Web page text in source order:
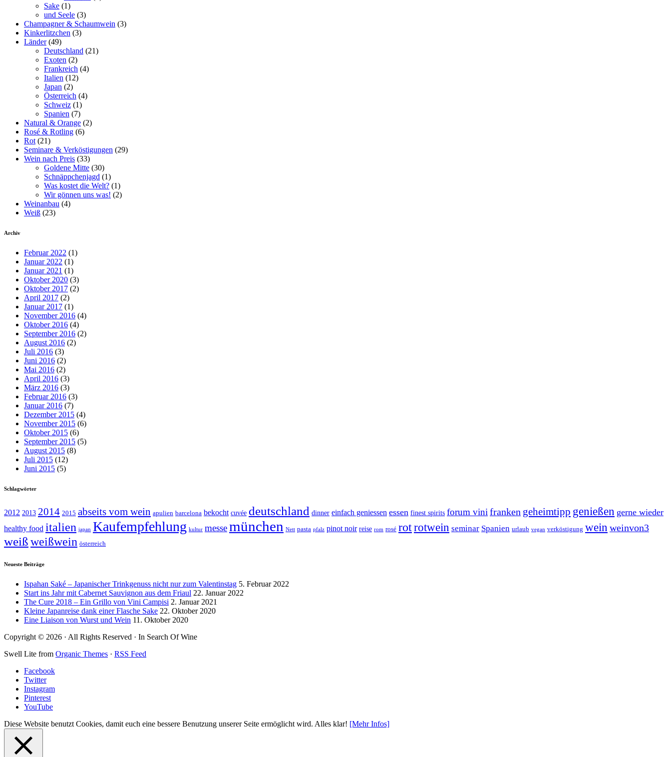
Sake (1)
und Seele (3)
Champagner & Schaumwein (3)
Kinkerlitzchen (3)
Länder(49)
Deutschland (21)
Exoten (2)
Frankreich (4)
Italien (12)
Japan (2)
Österreich (4)
Schweiz (1)
Spanien (7)
Natural & Orange (2)
Rosé & Rotling (6)
Rot (21)
Seminare & Verköstigungen (29)
Wein nach Preis (33)
Goldene Mitte (30)
Schnäppchenjagd (1)
Was kostet die Welt? (1)
Wir gönnen uns was! (2)
Weinanbau (4)
Weiß (23)
Archiv
Februar 2022 (1)
Januar 2022 (1)
Januar 2021 (1)
Oktober 2020 (3)
Oktober 2017 (2)
April 2017 (2)
Januar 2017 (1)
November 2016 (4)
Oktober 2016 (4)
September 2016 (2)
August 2016 (2)
Juli 2016 (3)
Juni 2016 (2)
Mai 2016 (2)
April 2016 (3)
März 2016 (3)
Februar 2016 (3)
Januar 2016 (7)
Dezember 2015 (4)
November 2015 (6)
Oktober 2015 (6)
September 2015 (5)
August 2015 (8)
Juli 2015 (12)
Juni 2015 (5)
Schlagwörter
2012 2013 2014 2015 abseits vom wein apulien barcelona bekocht cuvée deutschland dinner einfach geniessen essen finest spirits forum vinifranken geheimtipp genießen gerne wieder
healthy food italien japan Kaufempfehlung kultur messemünchen Nett pasta pfalz pinot noir reise rom rosé rotrotwein seminar Spanien urlaub vegan verköstigung wein weinvon3
weißweißwein österreich
Neueste Beiträge
Ispahan Saké – Japanischer Trinkgenuss nicht nur zum Valentinstag 5. Februar 2022
Start ins Jahr mit Cabernet Sauvignon aus dem Friaul 22. Januar 2022
The Cure 2018 – Ein Grillo von Vini Campisi 2. Januar 2021
Kleine Japanreise dank einer Flasche Sake 22. Oktober 2020
Eine Liaison von Wurst und Wein 11. Oktober 2020
Copyright © 2026 · All Rights Reserved · In Search Of Wine
Swell Lite from Organic Themes · RSS Feed
Facebook
Twitter
Instagram
Pinterest
YouTube
Diese Website benutzt Cookies, damit euch eine bessere Benutzung unserer Seite ermöglicht wird. Alles klar! [Mehr Infos]